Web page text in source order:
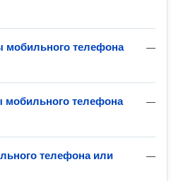
—
мобильного телефона
—
телефона
—
телефона или